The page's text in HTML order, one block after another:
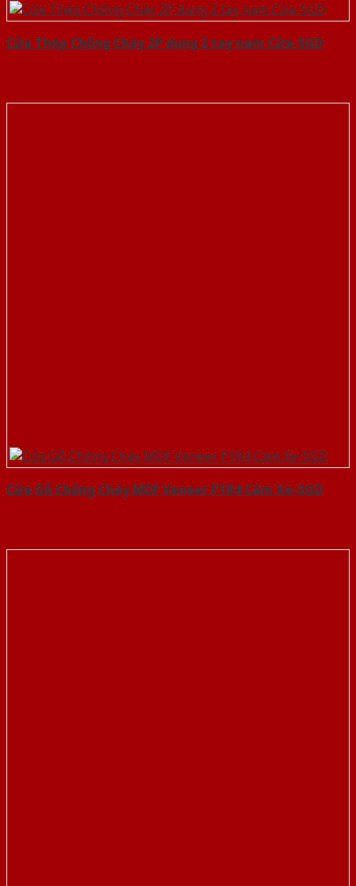
Cửa Thép Chống Cháy 2P dung 2 tay nam Cửa-SGD
Cửa Gỗ Chống Cháy MDF Veneer P1R4 Căm Xe-SGD